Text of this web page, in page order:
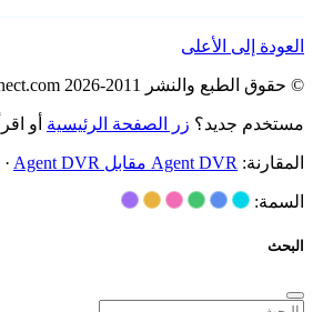
العودة إلى الأعلى
© حقوق الطبع والنشر 2011-2026 iSpyConnect.com -
مستخدم جديد؟ زر الصفحة الرئيسية أو اقرأ
المقارنة: Agent DVR مقابل Blue Iris · Agent DVR مقابل Frigate
السمة:
البحث